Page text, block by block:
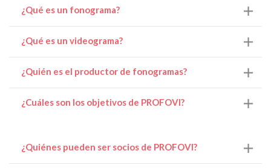
¿Qué es un fonograma?
¿Qué es un videograma?
¿Quién es el productor de fonogramas?
¿Cuáles son los objetivos de PROFOVI?
¿Quiénes pueden ser socios de PROFOVI?